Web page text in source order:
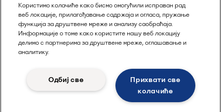
Користимо колачиће како бисмо омогућили исправан рад
веб локације, прилагођавање садржаја и огласа, пружање
функција за друштвене мреже и анализу саобраћаја.
Информације о томе како користите нашу веб локацију
делимо с партнерима за друштвене мреже, оглашавање и
аналитику.
Прихвати све
колачиће
Одбиј све